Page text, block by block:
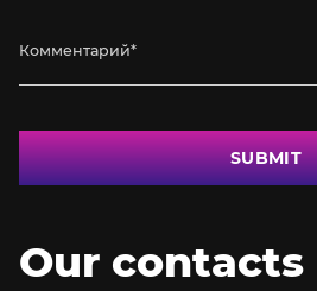
SUBMIT
Our contacts